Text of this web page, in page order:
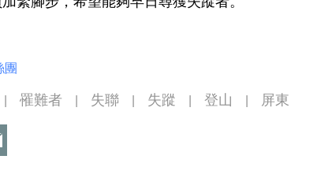
團
罹難者 失聯 失蹤 登山 屏東